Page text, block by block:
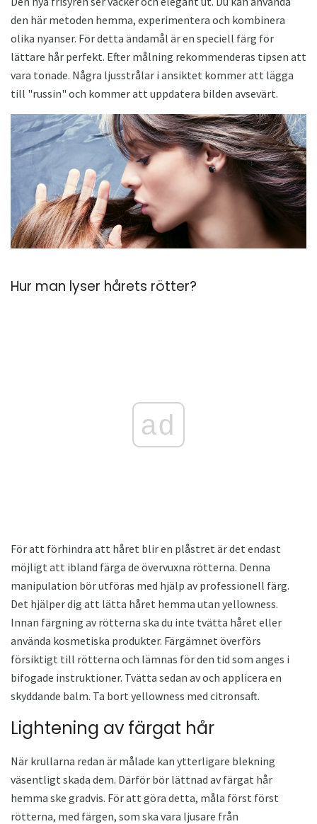
den här metoden hemma, experimentera och kombinera
olika nyanser. För detta ändamål är en speciell färg för
lättare hår perfekt. Efter målning rekommenderas tipsen att
vara tonade. Några ljusstrålar i ansiktet kommer att lägga
till "russin" och kommer att uppdatera bilden avsevärt.
Hur man lyser hårets rötter?
ad
För att förhindra att håret blir en plåstret är det endast
möjligt att ibland färga de övervuxna rötterna. Denna
manipulation bör utföras med hjälp av professionell färg.
Det hjälper dig att lätta håret hemma utan yellowness.
Innan färgning av rötterna ska du inte tvätta håret eller
använda kosmetiska produkter. Färgämnet överförs
försiktigt till rötterna och lämnas för den tid som anges i
bifogade instruktioner. Tvätta sedan av och applicera en
skyddande balm. Ta bort yellowness med citronsaft.
Lightening av färgat hår
När krullarna redan är målade kan ytterligare blekning
väsentligt skada dem. Därför bör lättnad av färgat hår
hemma ske gradvis. För att göra detta, måla först först
rötterna, med färgen, som ska vara ljusare från